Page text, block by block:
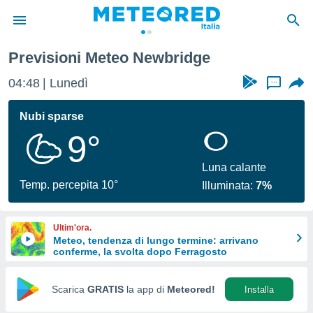
di
per
le
di
Web
Previsioni Meteo Newbridge
04:48 Lunedì ...
Nubi sparse
9°
Temp. percepita 10°
Luna calante
Illuminata:7%
Ultim'ora.
Meteo, tendenza di lungo termine: arrivano
conferme, la svolta dopo Ferragosto
Scarica GRATIS la app di Meteored! Installa